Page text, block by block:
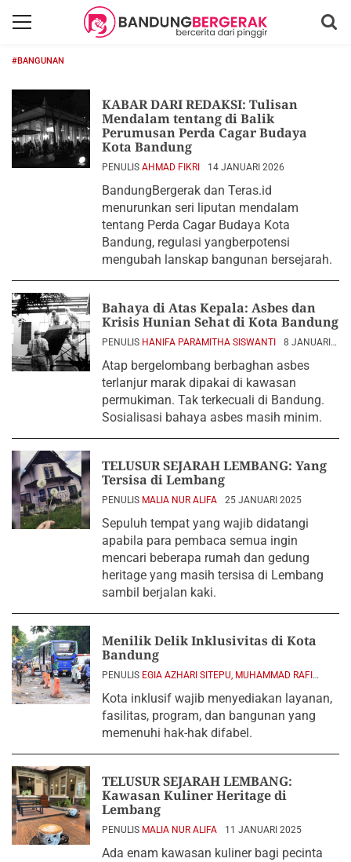
#BANGUNAN
KABAR DARI REDAKSI: Tulisan
Mendalam tentang di Balik
Perumusan Perda Cagar Budaya
Kota Bandung
PENULIS AHMAD FIKRI 14 JANUARI 2026
BandungBergerak dan Teras.id
menurunkan seri liputan mendalam
tentang Perda Cagar Budaya Kota
Bandung, regulasi yangberpotensi
mengubah lanskap bangunan bersejarah.
Bahaya di Atas Kepala: Asbes dan
Krisis Hunian Sehat di Kota Bandung
PENULIS HANIFA PARAMITHA SISWANTI
8 JANUARI
Atap bergelombang berbaghan asbes
terlanjur marak dipakai di kawasan
permukiman. Tak terkecuali di Bandung.
Sosialisasi bahaya asbes masih minim.
TELUSUR SEJARAH LEMBANG: Yang
Tersisa di Lembang
PENULIS MALIA NUR ALIFA 25 JANUARI 2025
Sepuluh tempat yang wajib didatangi
apabila para pembaca semua ingin
mencari beberapa rumah dan gedung
heritage yang masih tersisa di Lembang
sambil berjalan kaki.
Menilik Delik Inklusivitas di Kota
Bandung
PENULIS EGIA AZHARI SITEPU, MUHAMMAD RAFI
Kota inklusif wajib menyediakan layanan,
fasilitas, program, dan bangunan yang
memenuhi hak-hak difabel.
TELUSUR SEJARAH LEMBANG:
Kawasan Kuliner Heritage di
Lembang
PENULIS MALIA NUR ALIFA 11 JANUARI 2025
Ada enam kawasan kuliner bagi pecinta